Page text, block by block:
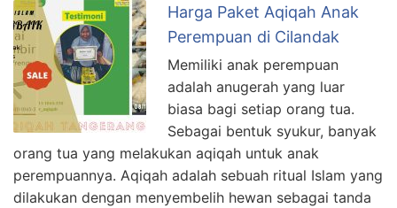
Harga Paket Aqiqah Anak
Perempuan di Cilandak
Memiliki anak perempuan
adalah anugerah yang luar
biasa bagi setiap orang tua.
Sebagai bentuk syukur, banyak
orang tua yang melakukan aqiqah untuk anak
perempuannya. Aqiqah adalah sebuah ritual Islam yang
dilakukan dengan menyembelih hewan sebagai tanda